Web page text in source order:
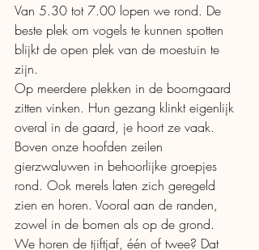
Van 5.30 tot 7.00 lopen we rond. De
beste plek om vogels te kunnen spotten
blijkt de open plek van de moestuin te
zijn.
Op meerdere plekken in de boomgaard
zitten vinken. Hun gezang klinkt eigenlijk
overal in de gaard, je hoort ze vaak.
Boven onze hoofden zeilen
gierzwaluwen in behoorlijke groepjes
rond. Ook merels laten zich geregeld
zien en horen. Vooral aan de randen,
zowel in de bomen als op de grond.
We horen de tjiftjaf, één of twee? Dat